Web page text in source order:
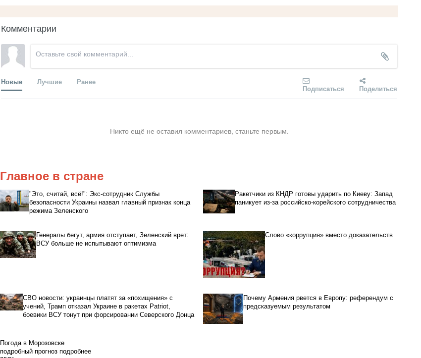
Комментарии
Новые Лучшие Ранее
Подписаться Поделиться
Никто ещё не оставил комментариев, станьте первым.
Главное в стране
"Это, считай, всё!": Экс-сотрудник Службы
безопасности Украины назвал главный признак конца
режима Зеленского
Ракетчики из КНДР готовы ударить по Киеву: Запад
паникует из-за российско-корейского сотрудничества
Генералы бегут, армия отступает, Зеленский врет:
ВСУ больше не испытывают оптимизма
Слово «коррупция» вместо доказательств
СВО новости: украинцы платят за «похищения» с
учений, Трамп отказал Украине в ракетах Patriot,
боевики ВСУ тонут при форсировании Северского Донца
Почему Армения рвется в Европу: референдум с
предсказуемым результатом
Погода в Морозовске
подробный прогноз подробнее